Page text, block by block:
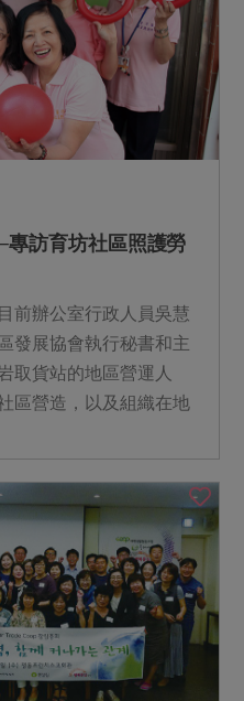
訪育坊社區照護勞
前辦公室行政人員吳慧
發展協會執行秘書和主
取貨站的地區營運人
區營造，以及組織在地